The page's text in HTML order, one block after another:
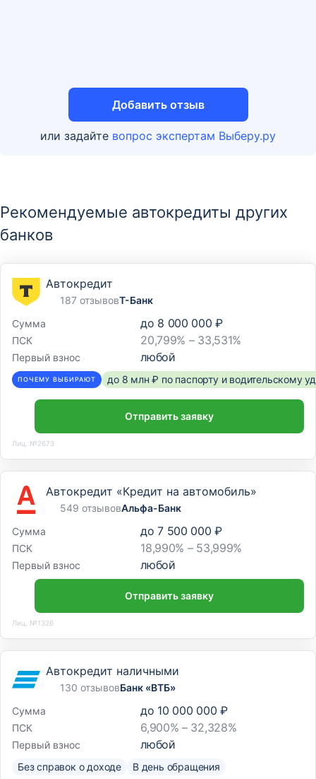
Добавить отзыв
или задайте вопрос экспертам Выберу.ру
Рекомендуемые автокредиты других
банков
Автокредит
187 отзывовТ-Банк
Сумма
до 8 000 000 ₽
ПСК 20,799% – 33,531%
Первый взнос любой
ПОЧЕМУ ВЫБИРАЮТ до 8 млн ₽ по паспорту и водительскому
Отправить заявку
Лиц. №2673
Автокредит «Кредит на автомобиль»
549 отзывовАльфа-Банк
Сумма
до 7 500 000 ₽
ПСК 18,990% – 53,999%
Первый взнос любой
Отправить заявку
Лиц. №1326
Автокредит наличными
130 отзывовБанк «ВТБ»
Сумма
до 10 000 000 ₽
ПСК 6,900% – 32,328%
Первый взнос любой
Без справок о доходе В день обращения